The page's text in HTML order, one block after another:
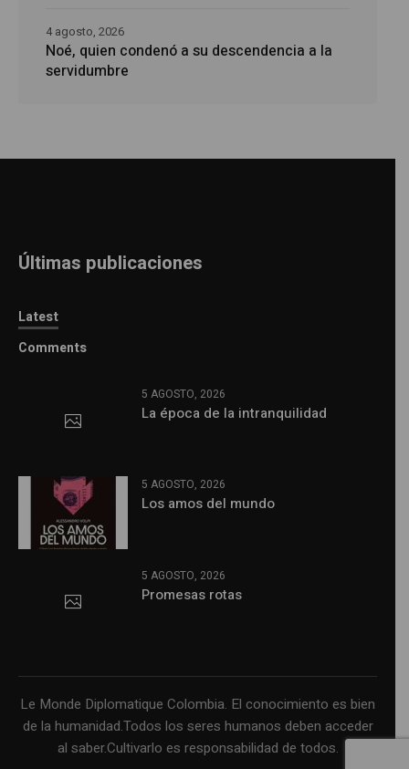
Noé, quien condenó a su descendencia a la
servidumbre
4 agosto, 2026
Últimas publicaciones
Latest
Comments
5 AGOSTO, 2026
La época de la intranquilidad
5 AGOSTO, 2026
Los amos del mundo
5 AGOSTO, 2026
Promesas rotas
Le Monde Diplomatique Colombia. El conocimiento es bien
de la humanidad.Todos los seres humanos deben acceder
al saber.Cultivarlo es responsabilidad de todos.